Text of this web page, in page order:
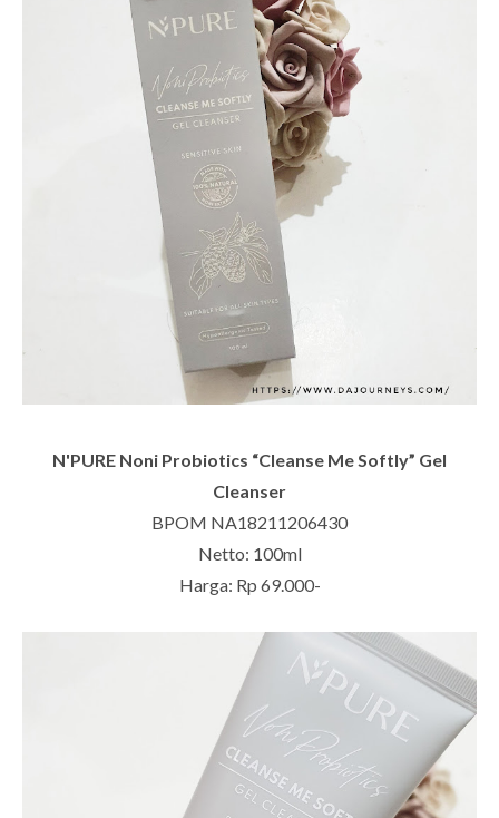
N'PURE Noni Probiotics “Cleanse Me Softly” Gel
Cleanser
BPOM NA18211206430
Netto: 100ml
Harga: Rp 69.000-